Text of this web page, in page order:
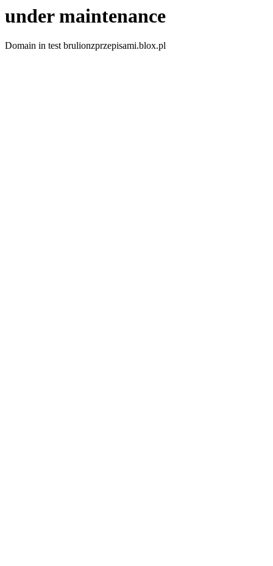
under maintenance
Domain in test brulionzprzepisami.blox.pl